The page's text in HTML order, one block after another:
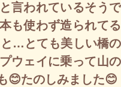
言われているそうで
も使わず造られてる
と…とても美しい橋の
ウェイに乗って山の
😊たのしみました😊